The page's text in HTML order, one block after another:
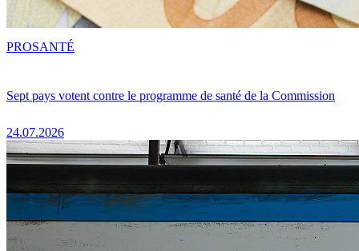
Sept pays votent contre le programme de santé de la Commission
24.07.2026
PROSANTÉ